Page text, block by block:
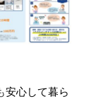
安心して暮ら